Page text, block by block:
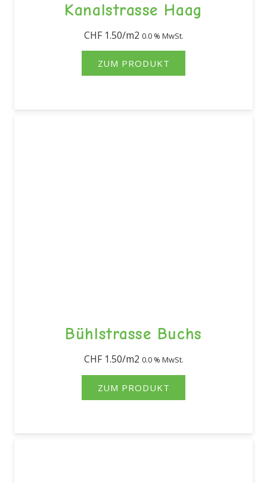
Kanalstrasse Haag
CHF1.50 0.0 % MwSt.
ZUM PRODUKT
Bühlstrasse Buchs
CHF1.50 0.0 % MwSt.
ZUM PRODUKT